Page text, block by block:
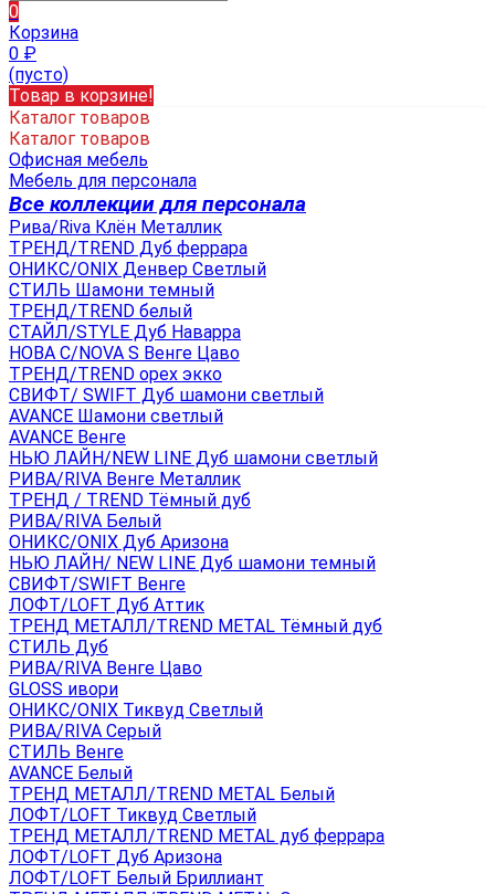
0
Корзина
0 ₽
(пусто)
Товар в корзине!
Каталог товаров
Каталог товаров
Офисная мебель
Мебель для персонала
Все коллекции для персонала
Рива/Riva Клён Металлик
ТРЕНД/TREND Дуб феррара
ОНИКС/ONIX Денвер Светлый
СТИЛЬ Шамони темный
ТРЕНД/TREND белый
СТАЙЛ/STYLE Дуб Наварра
НОВА С/NOVA S Венге Цаво
ТРЕНД/TREND орех экко
СВИФТ/ SWIFT Дуб шамони светлый
AVANCE Шамони светлый
AVANCE Венге
НЬЮ ЛАЙН/NEW LINE Дуб шамони светлый
РИВА/RIVA Венге Металлик
TРЕНД / TREND Тёмный дуб
РИВА/RIVA Белый
ОНИКС/ONIX Дуб Аризона
НЬЮ ЛАЙН/ NEW LINE Дуб шамони темный
СВИФТ/SWIFT Венге
ЛОФТ/LOFT Дуб Аттик
ТРЕНД МЕТАЛЛ/TREND METAL Тёмный дуб
СТИЛЬ Дуб
РИВА/RIVA Венге Цаво
GLOSS ивори
ОНИКС/ONIX Тиквуд Светлый
РИВА/RIVA Серый
СТИЛЬ Венге
AVANСE Белый
ТРЕНД МЕТАЛЛ/TREND METAL Белый
ЛОФТ/LOFT Тиквуд Светлый
ТРЕНД МЕТАЛЛ/TREND METAL дуб феррара
ЛОФТ/LOFT Дуб Аризона
ЛОФТ/LOFT Белый Бриллиант